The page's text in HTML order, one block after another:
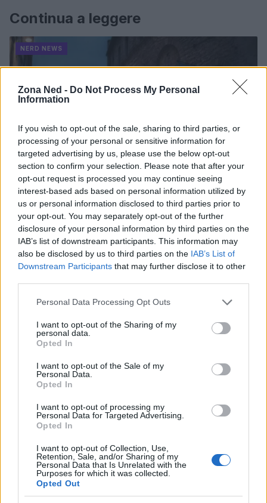
Zona Ned - Do Not Process My Personal
Information
If you wish to opt-out of the sale, sharing to third parties, or
processing of your personal or sensitive information for
targeted advertising by us, please use the below opt-out
section to confirm your selection. Please note that after your
opt-out request is processed you may continue seeing
interest-based ads based on personal information utilized by
us or personal information disclosed to third parties prior to
your opt-out. You may separately opt-out of the further
disclosure of your personal information by third parties on the
IAB’s list of downstream participants. This information may
also be disclosed by us to third parties on the IAB’s List of
Downstream Participants that may further disclose it to other
Please note that this website/app uses one or more Google
not limited to your visit or usage behaviour. You may click to
grant or deny consent to Google and its third-party tags to
use your data for below specified purposes in below Google
consent section.
Personal Data Processing Opt Outs
I want to opt-out of the Sharing of my
personal data.
Opted In
I want to opt-out of the Sale of my
Personal Data.
Opted In
I want to opt-out of processing my
Personal Data for Targeted Advertising.
Opted In
I want to opt-out of Collection, Use,
Retention, Sale, and/or Sharing of my
Personal Data that Is Unrelated with the
Purposes for which it was collected.
Opted Out
Continua a leggere
NERD NEWS
Pieve Comics 2026: tutto ciò che devi sapere
sull’evento nerd di Perugia
Andrea Conforti · 6 Ago 2026
NERD NEWS
Boom del settore tech italiano: 652 milioni in venture
capital nel primo semestre 2026
Andrea Conforti · 6 Ago 2026
NERD NEWS